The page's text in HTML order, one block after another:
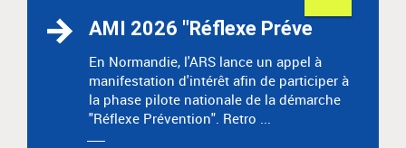
AMI 2026 "Réflexe Préve
En Normandie, l'ARS lance un appel à
manifestation d'intérêt afin de participer à
la phase pilote nationale de la démarche
"Réflexe Prévention". Retro ...